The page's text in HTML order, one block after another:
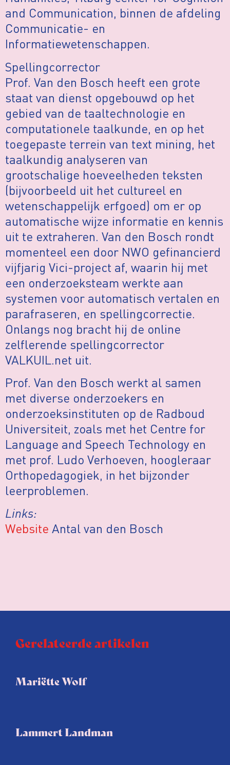
and Communication, binnen de afdeling
Communicatie- en
Informatiewetenschappen.
Spellingcorrector
Prof. Van den Bosch heeft een grote
staat van dienst opgebouwd op het
gebied van de taaltechnologie en
computationele taalkunde, en op het
toegepaste terrein van text mining, het
taalkundig analyseren van
grootschalige hoeveelheden teksten
(bijvoorbeeld uit het cultureel en
wetenschappelijk erfgoed) om er op
automatische wijze informatie en kennis
uit te extraheren. Van den Bosch rondt
momenteel een door NWO gefinancierd
vijfjarig Vici-project af, waarin hij met
een onderzoeksteam werkte aan
systemen voor automatisch vertalen en
parafraseren, en spellingcorrectie.
Onlangs nog bracht hij de online
zelflerende spellingcorrector
VALKUIL.net uit.
Prof. Van den Bosch werkt al samen
met diverse onderzoekers en
onderzoeksinstituten op de Radboud
Universiteit, zoals met het Centre for
Language and Speech Technology en
met prof. Ludo Verhoeven, hoogleraar
Orthopedagogiek, in het bijzonder
leerproblemen.
Links:
Website Antal van den Bosch
Gerelateerde artikelen
Mariëtte Wolf
Lammert Landman